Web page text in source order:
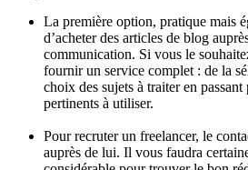
La première option, pratique mais
d’acheter des articles de blog
communication. Si vous le
fournir un service complet : de la
choix des sujets à traiter en passant
pertinents à utiliser.
Pour recruter un freelancer, le
auprès de lui. Il vous faudra